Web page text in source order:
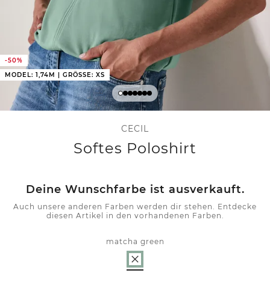
-50%
MODEL: 1,74M | GRÖSSE: XS
CECIL
Softes Poloshirt
Deine Wunschfarbe ist ausverkauft.
Auch unsere anderen Farben werden dir stehen. Entdecke
diesen Artikel in den vorhandenen Farben.
matcha green